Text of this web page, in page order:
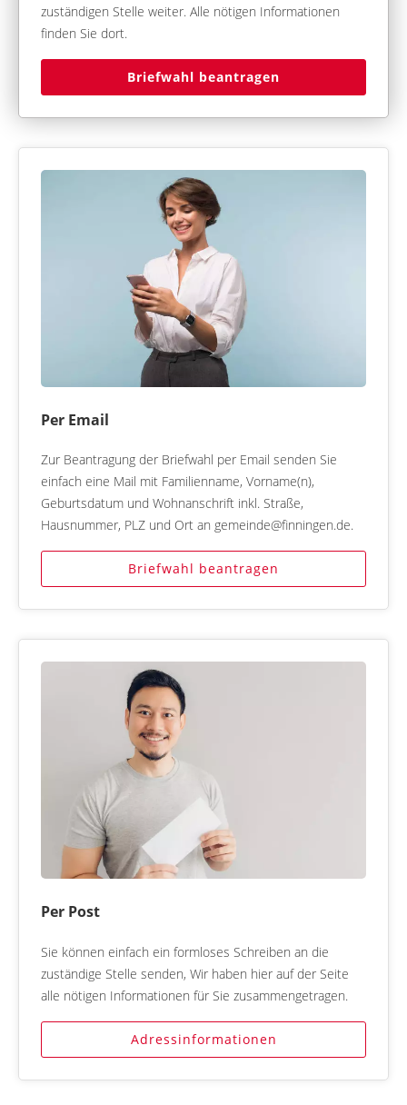
zuständigen Stelle weiter. Alle nötigen Informationen
finden Sie dort.
Briefwahl beantragen
Per Email
Zur Beantragung der Briefwahl per Email senden Sie
einfach eine Mail mit Familienname, Vorname(n),
Geburtsdatum und Wohnanschrift inkl. Straße,
Hausnummer, PLZ und Ort an gemeinde@finningen.de.
Briefwahl beantragen
Per Post
Sie können einfach ein formloses Schreiben an die
zuständige Stelle senden, Wir haben hier auf der Seite
alle nötigen Informationen für Sie zusammengetragen.
Adressinformationen